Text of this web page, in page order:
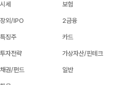
시세
장외/IPO
특징주
투자전략
채권/펀드
보험
2금융
카드
가상자산/핀테크
일반